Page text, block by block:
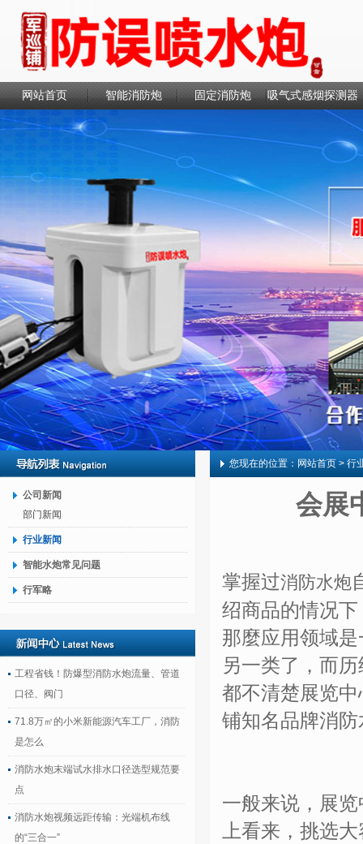
网站首页 智能消防炮 固定消防炮 吸气式感烟探测器
联系我们
公司新闻
部门新闻
行业新闻
智能水炮常见问题
行军略
工程省钱！防爆型消防水炮流量、管道
口径、阀门
71.8万㎡的小米新能源汽车工厂，消防
是怎么
消防水炮末端试水排水口径选型规范要
点
消防水炮视频远距传输：光端机布线
的“三合一”
您现在的位置： 网站首页 > 行
会展
掌握过消防水炮
绍商品的情况
那麼应用领域
另一类了，而
都不清楚展览
铺知名品牌消
一般来说，展
上看来，挑选